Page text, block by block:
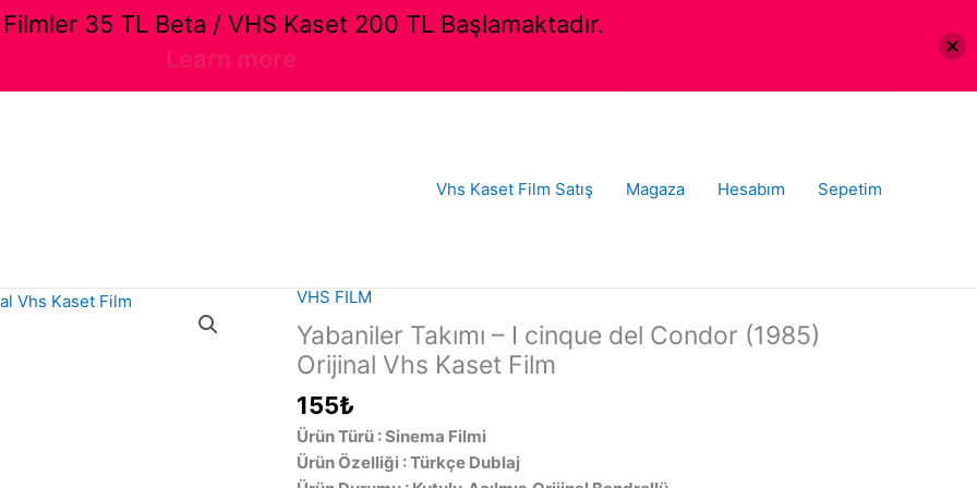
Vhs Kaset Film Satış Magaza Hesabım Sepetim
VHS FILM
Yabaniler Takımı – I cinque del Condor (1985)
Orijinal Vhs Kaset Film
155₺
Ürün Türü : Sinema Filmi
Ürün Özelliği : Türkçe Dublaj
35 TL Beta / VHS Kaset 200 TL Başlamaktadır.
Learn more